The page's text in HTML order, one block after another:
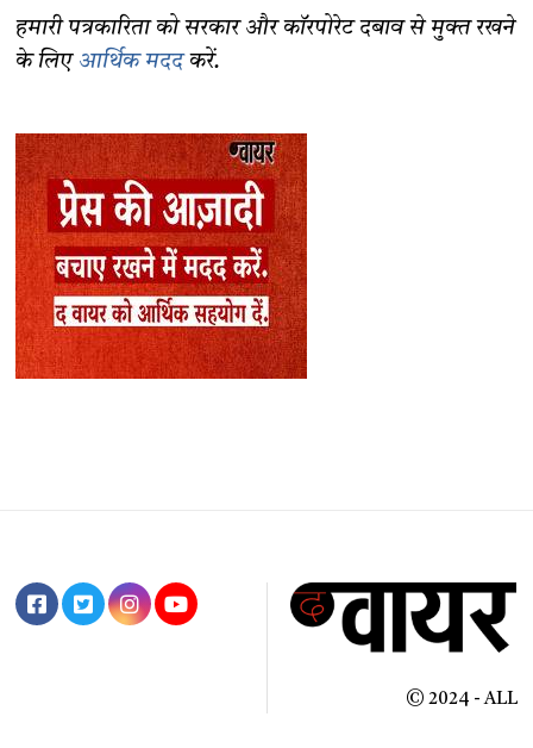
हमारी पत्रकारिता को सरकार और कॉरपोरेट दबाव से मुक्त रखने
के लिए आर्थिक मददकरें.
© 2024 - ALL